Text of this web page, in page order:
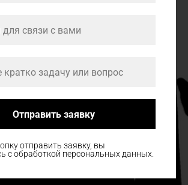
Отправить заявку
отправить заявку, вы
с обработкой персональных данных.